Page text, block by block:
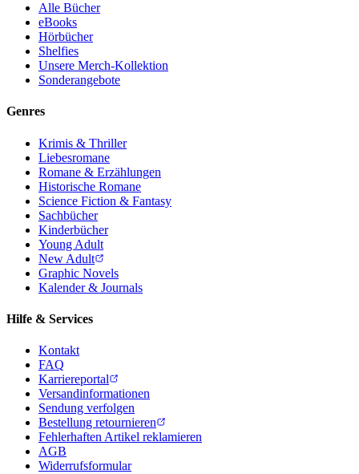
Alle Bücher
eBooks
Hörbücher
Shelfies
Unsere Merch-Kollektion
Sonderangebote
Genres
Krimis & Thriller
Liebesromane
Romane & Erzählungen
Historische Romane
Science Fiction & Fantasy
Sachbücher
Kinderbücher
Young Adult
New Adult
Graphic Novels
Kalender & Journals
Hilfe & Services
Kontakt
FAQ
Karriereportal
Versandinformationen
Sendung verfolgen
Bestellung retournieren
Fehlerhaften Artikel reklamieren
AGB
Widerrufsformular